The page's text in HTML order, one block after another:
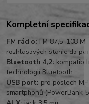
Kompletní
FM rádio: FM 87,5–108
rozhlasových stanic do
Bluetooth 4,2:
technologií Bluetooth
USB port: pro poslech
smartphonů (PowerBank